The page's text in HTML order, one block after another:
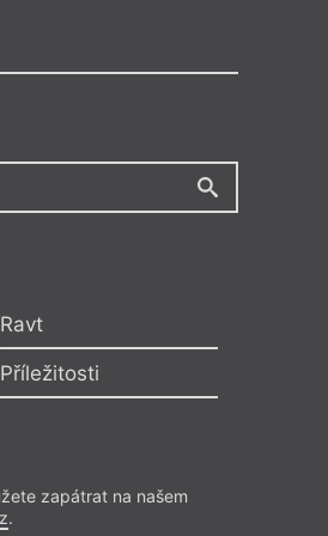
Ravt
Příležitosti
zapátrat na našem
.